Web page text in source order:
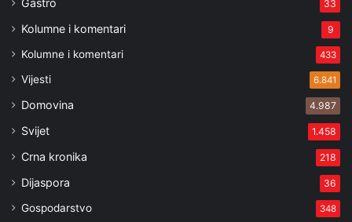
Gastro 33
Kolumne i komentari 9
Kolumne i komentari 433
Vijesti 6.841
Domovina 4.987
Svijet 1.458
Crna kronika 218
Dijaspora 36
Gospodarstvo 348